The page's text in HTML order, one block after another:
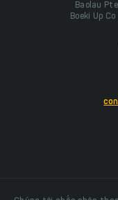
Baolau
Boeki Up